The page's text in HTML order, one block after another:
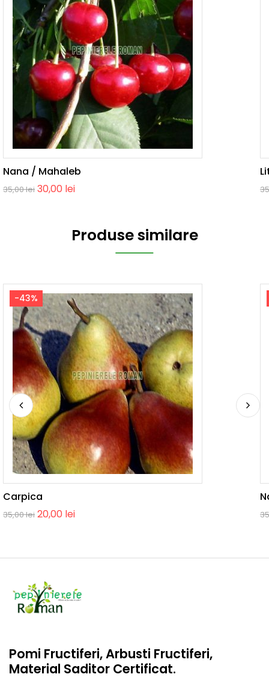
Nana / Mahaleb
35,00lei 30,00 lei
Produse similare
-43%
Carpica
35,00lei 20,00 lei
Pomi Fructiferi, Arbusti Fructiferi,
Material Saditor Certificat.